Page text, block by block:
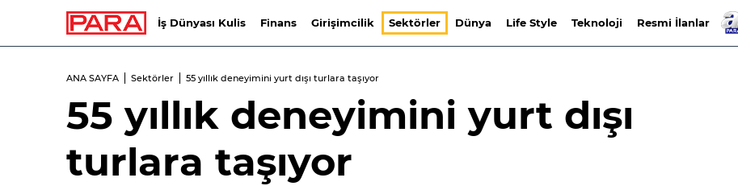
İş Dünyası Kulis Finans Girişimcilik Sektörler Dünya Life Style Teknoloji Resmi İlanlar
ANA SAYFA Sektörler 55 yıllık deneyimini yurt dışı turlara taşıyor
55 yıllık deneyimini yurt dışı
turlara taşıyor